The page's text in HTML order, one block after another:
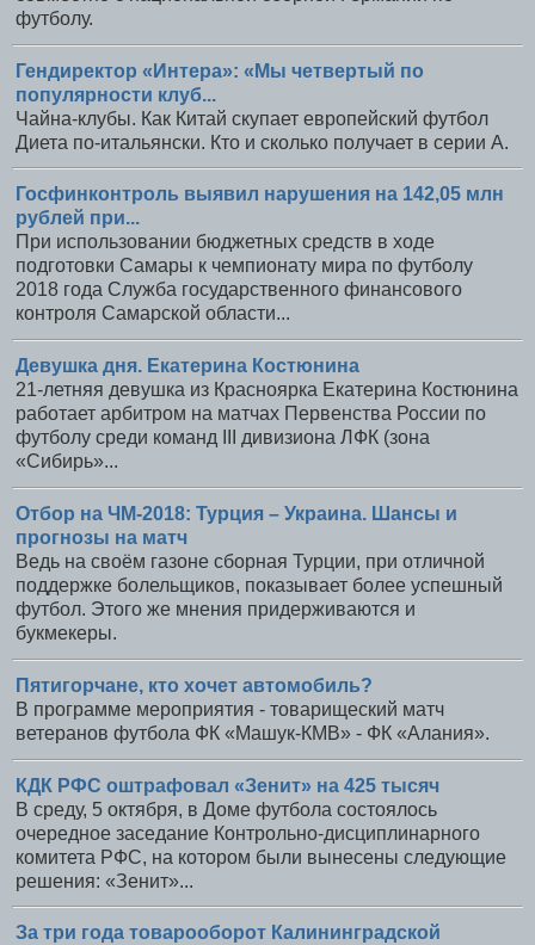
футболу.
Гендиректор «Интера»: «Мы четвертый по
популярности клуб...
Чайна-клубы. Как Китай скупает европейский футбол
Диета по-итальянски. Кто и сколько получает в серии А.
Госфинконтроль выявил нарушения на 142,05 млн
рублей при...
При использовании бюджетных средств в ходе
подготовки Самары к чемпионату мира по футболу
2018 года Служба государственного финансового
контроля Самарской области...
Девушка дня. Екатерина Костюнина
21-летняя девушка из Красноярка Екатерина Костюнина
работает арбитром на матчах Первенства России по
футболу среди команд III дивизиона ЛФК (зона
«Сибирь»...
Отбор на ЧМ-2018: Турция – Украина. Шансы и
прогнозы на матч
Ведь на своём газоне сборная Турции, при отличной
поддержке болельщиков, показывает более успешный
футбол. Этого же мнения придерживаются и
букмекеры.
Пятигорчане, кто хочет автомобиль?
В программе мероприятия - товарищеский матч
ветеранов футбола ФК «Машук-КМВ» - ФК «Алания».
КДК РФС оштрафовал «Зенит» на 425 тысяч
В среду, 5 октября, в Доме футбола состоялось
очередное заседание Контрольно-дисциплинарного
комитета РФС, на котором были вынесены следующие
решения: «Зенит»...
За три года товарооборот Калининградской